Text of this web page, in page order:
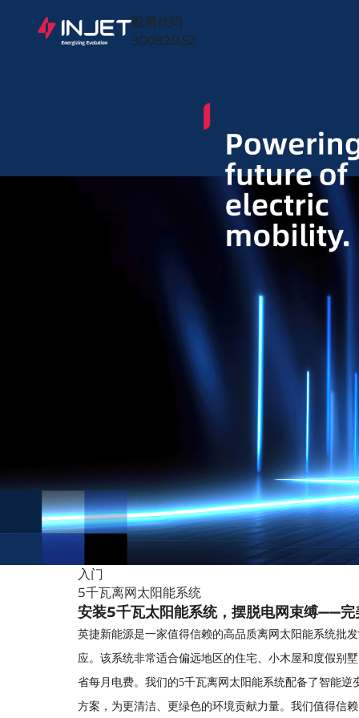
股票代码
300820.SZ
入门
5千瓦离网太阳能系统
安装5千瓦太阳能系统，摆脱电网束缚——完
英捷新能源是一家值得信赖的高品质离网太阳能系统批
应。该系统非常适合偏远地区的住宅、小木屋和度假别
省每月电费。我们的5千瓦离网太阳能系统配备了智能
方案，为更清洁、更绿色的环境贡献力量。我们值得信